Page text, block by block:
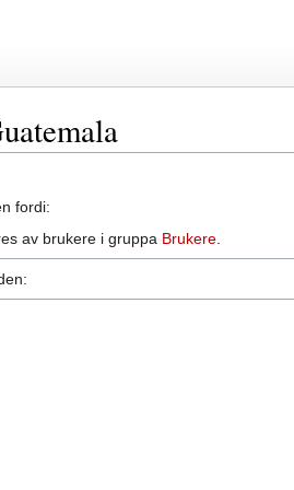
fordi:
av brukere i gruppa Brukere